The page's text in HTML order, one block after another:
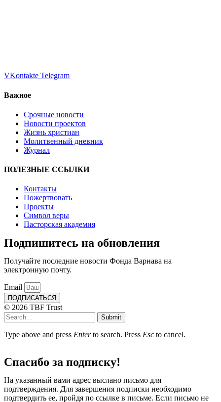
VKontakte Telegram
Важное
Срочные новости
Новости проектов
Жизнь христиан
Молитвенный дневник
Журнал
ПОЛЕЗНЫЕ ССЫЛКИ
Контакты
Пожертвовать
Проекты
Символ веры
Пасторская академия
Подпишитесь на обновления
Получайте последние новости Фонда Варнава на
электронную почту.
Email
ПОДПИСАТЬСЯ
© 2026 TBF Trust
Submit
Type above and press Enterto search. Press Esc to cancel.
Спасибо за подписку!
На указанный вами адрес выслано письмо для
подтверждения. Для завершения подписки необходимо
подтвердить ее, пройдя по ссылке в письме. Если письмо не